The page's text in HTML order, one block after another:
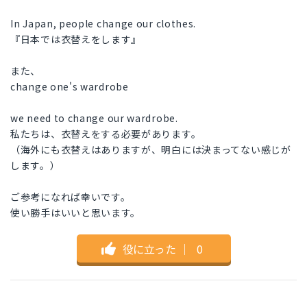
In Japan, people change our clothes.
『日本では衣替えをします』
また、
change one's wardrobe
we need to change our wardrobe.
私たちは、衣替えをする必要があります。
（海外にも衣替えはありますが、明白には決まってない感じが
します。）
ご参考になれば幸いです。
使い勝手はいいと思います。
役に立った ｜ 0